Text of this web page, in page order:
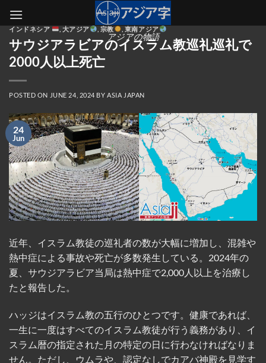
content
アジアの物語
インドネシア 大アジア 宗教 東南アジア
サウジアラビアのイスラム教巡礼巡礼で
2000人以上死亡
POSTED ON JUNE 24, 2024 BYASIA JAPAN
24
Jun
近年、イスラム教徒の巡礼者の数が大幅に増加し、混雑や
熱中症による事故や死亡が多数発生している。2024年の
夏、サウジアラビア当局は熱中症で2,000人以上を治療し
たと報告した。
ハッジはイスラム教の五行のひとつです。健康であれば、
一生に一度はすべてのイスラム教徒が行う義務があり、イ
スラム暦の指定された月の特定の日に行わなければなりま
せん。ただし、ウムラや、認定なしでカアバ神殿を見学す